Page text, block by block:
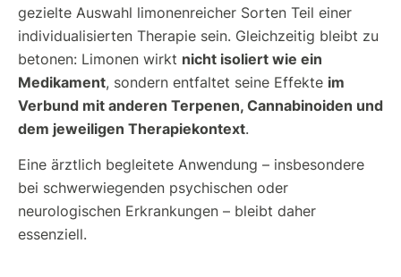
gezielte Auswahl limonenreicher Sorten Teil einer
individualisierten Therapie sein. Gleichzeitig bleibt zu
betonen: Limonen wirkt nicht isoliert wie ein
Medikament, sondern entfaltet seine Effekte im
Verbund mit anderen Terpenen, Cannabinoiden und
dem jeweiligen Therapiekontext.
Eine ärztlich begleitete Anwendung – insbesondere
bei schwerwiegenden psychischen oder
neurologischen Erkrankungen – bleibt daher
essenziell.